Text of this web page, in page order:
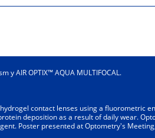
y AIR OPTIX™ AQUA MULTIFOCAL.
contact lenses using a fluorometric
deposition as a result of daily wear.
Poster presented at Optometry's